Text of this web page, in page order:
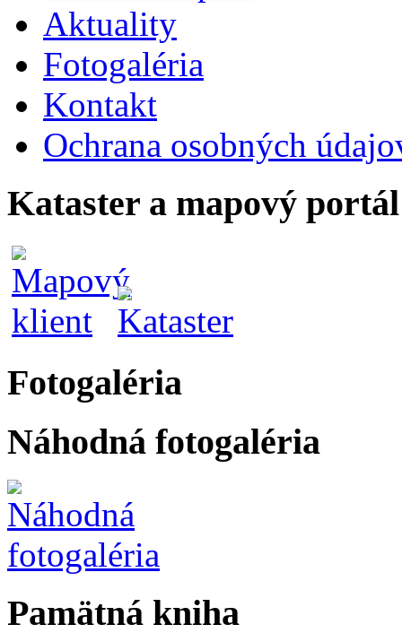
Aktuality
Fotogaléria
Kontakt
Ochrana osobných
Kataster a mapový portál
Fotogaléria
Náhodná fotogaléria
Pamätná kniha